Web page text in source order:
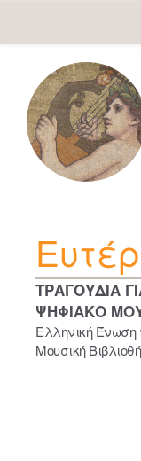
navigation
ΤΡΑΓΟΥΔΙΑ
ΨΗΦΙΑΚΟ
Ελληνική
Μουσική